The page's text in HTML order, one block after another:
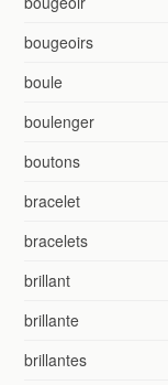
bougeoirs
boule
boulenger
boutons
bracelet
bracelets
brillant
brillante
brillantes